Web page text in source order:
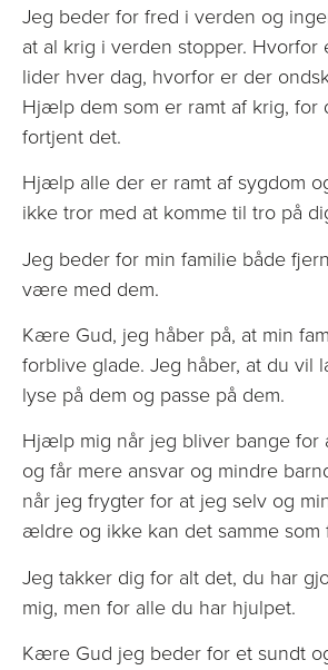
Jeg beder for fred i verden og
at al krig i verden stopper. Hvorfor
lider hver dag, hvorfor er der
Hjælp dem som er ramt af krig, for
fortjent det.
Hjælp alle der er ramt af sygdom
ikke tror med at komme til tro på
Jeg beder for min familie både
være med dem.
Kære Gud, jeg håber på, at min
forblive glade. Jeg håber, at du vil
lyse på dem og passe på dem.
Hjælp mig når jeg bliver bange for
og får mere ansvar og mindre
når jeg frygter for at jeg selv og
ældre og ikke kan det samme som
Jeg takker dig for alt det, du har
mig, men for alle du har hjulpet.
Kære Gud jeg beder for et sundt